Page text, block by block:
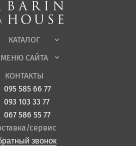
КАТАЛОГ
мебель
мебель
мебель
МЕНЮ САЙТА
и доставка
КОНТАКТЫ
095 585 66 77
093 103 33 77
067 586 55 77
сервис
звонок